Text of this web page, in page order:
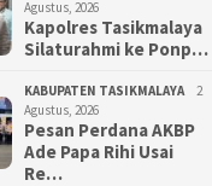
Agustus, 2026
Kapolres Tasikmalaya
Silaturahmi ke Ponp…
KABUPATEN TASIKMALAYA
2
Agustus, 2026
Pesan Perdana AKBP
Ade Papa Rihi Usai
Re…